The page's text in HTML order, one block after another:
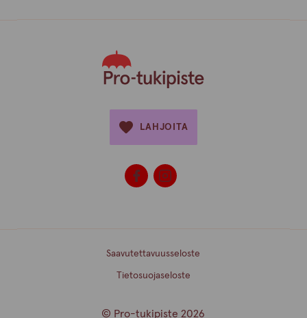
LAHJOITA
Saavutettavuusseloste
Tietosuojaseloste
© Pro-tukipiste 2026